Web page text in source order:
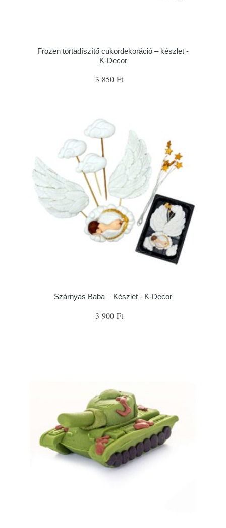
Frozen tortadíszítő cukordekoráció – készlet -
K-Decor
3 850 Ft
Szárnyas Baba – Készlet - K-Decor
3 900 Ft